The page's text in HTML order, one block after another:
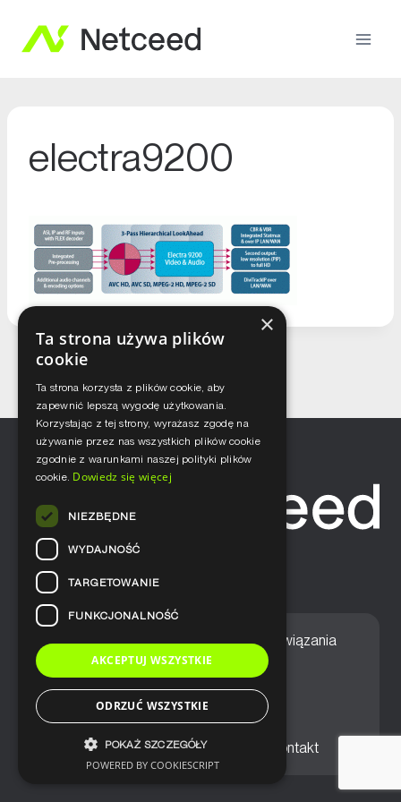
electra9200
Home Nasze podejście Rozwiązania
Usługi Aktualności
Ogólne warunki sprzedaży Kontakt
×
Ta strona używa plików
cookie
Ta strona korzysta z plików cookie, aby
zapewnić lepszą wygodę użytkowania.
Korzystając z tej strony, wyrażasz zgodę na
używanie przez nas wszystkich plików cookie
zgodnie z warunkami naszej polityki plików
cookie. Dowiedz się więcej
NIEZBĘDNE
WYDAJNOŚĆ
TARGETOWANIE
FUNKCJONALNOŚĆ
AKCEPTUJ WSZYSTKIE
ODRZUĆ WSZYSTKIE
POKAŻ SZCZEGÓŁY
POWERED BY COOKIESCRIPT